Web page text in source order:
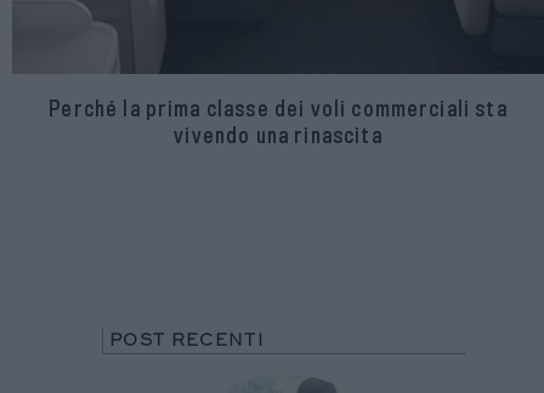
Perché la prima classe dei voli commerciali sta
vivendo una rinascita
POST RECENTI